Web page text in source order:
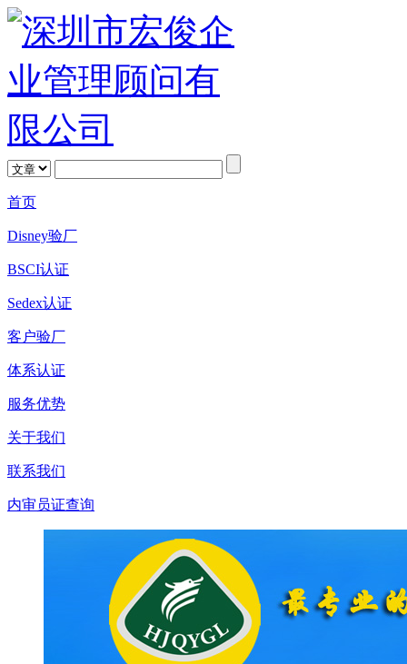
首页
Disney验厂
BSCI认证
Sedex认证
客户验厂
体系认证
服务优势
关于我们
联系我们
内审员证查询